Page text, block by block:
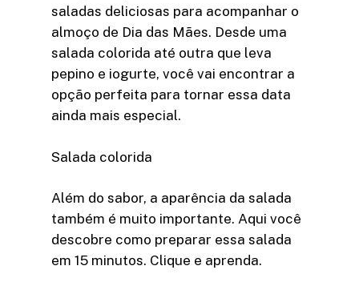
saladas deliciosas para acompanhar o
almoço de Dia das Mães. Desde uma
salada colorida até outra que leva
pepino e iogurte, você vai encontrar a
opção perfeita para tornar essa data
ainda mais especial.
Salada colorida
Além do sabor, a aparência da salada
também é muito importante. Aqui você
descobre como preparar essa salada
em 15 minutos. Clique e aprenda.